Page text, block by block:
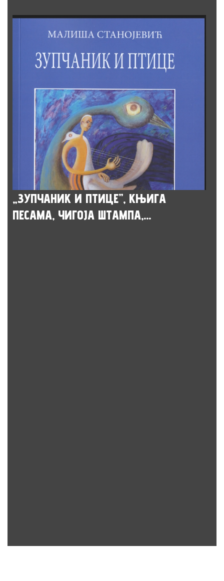
„ЗУПЧАНИК И ПТИЦЕ”, КЊИГА
ПЕСАМА, ЧИГОЈА ШТАМПА,...